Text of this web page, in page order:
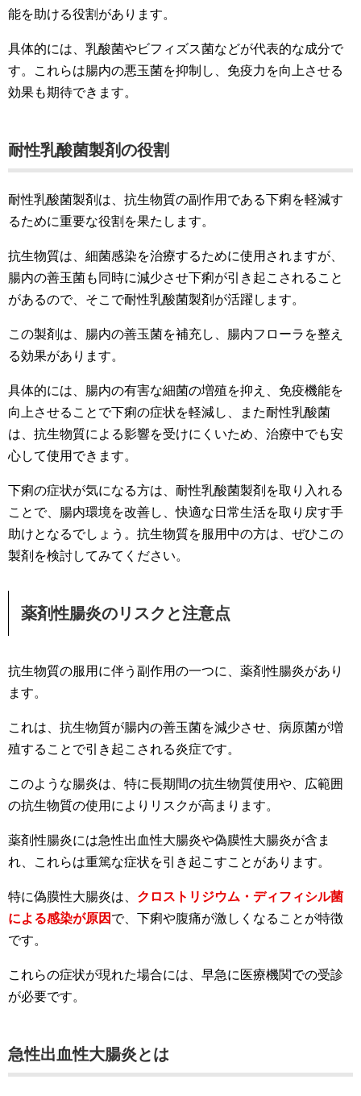
能を助ける役割があります。
具体的には、乳酸菌やビフィズス菌などが代表的な成分で
す。これらは腸内の悪玉菌を抑制し、免疫力を向上させる
効果も期待できます。
耐性乳酸菌製剤の役割
耐性乳酸菌製剤は、抗生物質の副作用である下痢を軽減す
るために重要な役割を果たします。
抗生物質は、細菌感染を治療するために使用されますが、
腸内の善玉菌も同時に減少させ下痢が引き起こされること
があるので、そこで耐性乳酸菌製剤が活躍します。
この製剤は、腸内の善玉菌を補充し、腸内フローラを整え
る効果があります。
具体的には、腸内の有害な細菌の増殖を抑え、免疫機能を
向上させることで下痢の症状を軽減し、また耐性乳酸菌
は、抗生物質による影響を受けにくいため、治療中でも安
心して使用できます。
下痢の症状が気になる方は、耐性乳酸菌製剤を取り入れる
ことで、腸内環境を改善し、快適な日常生活を取り戻す手
助けとなるでしょう。抗生物質を服用中の方は、ぜひこの
製剤を検討してみてください。
薬剤性腸炎のリスクと注意点
抗生物質の服用に伴う副作用の一つに、薬剤性腸炎があり
ます。
これは、抗生物質が腸内の善玉菌を減少させ、病原菌が増
殖することで引き起こされる炎症です。
このような腸炎は、特に長期間の抗生物質使用や、広範囲
の抗生物質の使用によりリスクが高まります。
薬剤性腸炎には急性出血性大腸炎や偽膜性大腸炎が含ま
れ、これらは重篤な症状を引き起こすことがあります。
特に偽膜性大腸炎は、 クロストリジウム・ディフィシル菌
による感染が原因 で、下痢や腹痛が激しくなることが特徴
です。
これらの症状が現れた場合には、早急に医療機関での受診
が必要です。
急性出血性大腸炎とは